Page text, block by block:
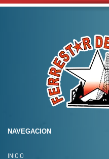
NAVEGACION
INICIO